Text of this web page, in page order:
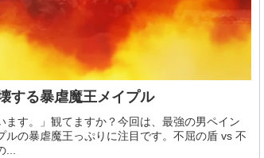
する暴虐魔王メイプル
す。」観てますか？今回は、最強の男ペイン
の暴虐魔王っぷりに注目です。不屈の盾 vs 不